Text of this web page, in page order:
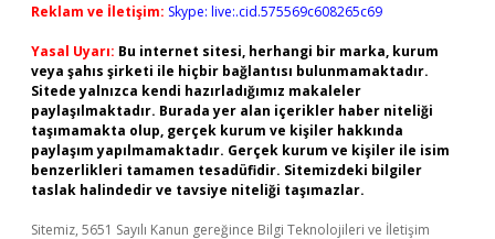
Reklam ve İletişim: Skype: live:.cid.575569c608265c69
Yasal Uyarı: Bu internet sitesi, herhangi bir marka, kurum
veya şahıs şirketi ile hiçbir bağlantısı bulunmamaktadır.
Sitede yalnızca kendi hazırladığımız makaleler
paylaşılmaktadır. Burada yer alan içerikler haber niteliği
taşımamakta olup, gerçek kurum ve kişiler hakkında
paylaşım yapılmamaktadır. Gerçek kurum ve kişiler ile isim
benzerlikleri tamamen tesadüfidir. Sitemizdeki bilgiler
taslak halindedir ve tavsiye niteliği taşımazlar.
Sitemiz, 5651 Sayılı Kanun gereğince Bilgi Teknolojileri ve İletişim